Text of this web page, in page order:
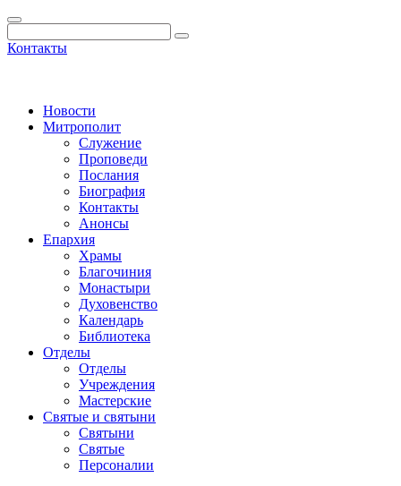
Контакты
Новости
Митрополит
Служение
Проповеди
Послания
Биография
Контакты
Анонсы
Епархия
Храмы
Благочиния
Монастыри
Духовенство
Календарь
Библиотека
Отделы
Отделы
Учреждения
Мастерские
Святые и святыни
Cвятыни
Cвятые
Персоналии